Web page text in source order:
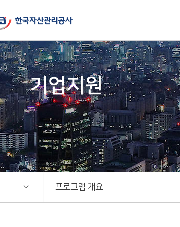
기업지원
프로그램 개요